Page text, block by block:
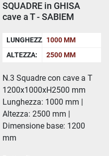
SQUADRE in GHISA
cave a T - SABIEM
LUNGHEZZA:1000 MM
ALTEZZA:
2500 MM
N.3 Squadre con cave a T
1200x1000xH2500 mm
Lunghezza: 1000 mm |
Altezza: 2500 mm |
Dimensione base: 1200
mm